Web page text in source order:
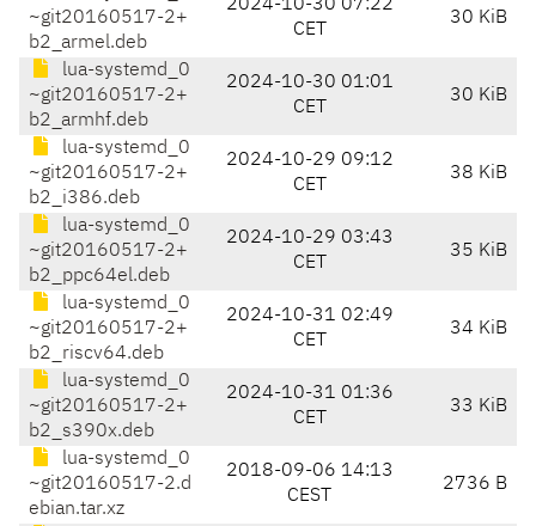
~git20160517-2+
b2_armel.deb
2024-10-30 07:22
CET
30 KiB
lua-systemd_0
~git20160517-2+
b2_armhf.deb
2024-10-30 01:01
CET
30 KiB
lua-systemd_0
~git20160517-2+
b2_i386.deb
2024-10-29 09:12
CET
38 KiB
lua-systemd_0
~git20160517-2+
b2_ppc64el.deb
2024-10-29 03:43
CET
35 KiB
lua-systemd_0
~git20160517-2+
b2_riscv64.deb
2024-10-31 02:49
CET
34 KiB
lua-systemd_0
~git20160517-2+
b2_s390x.deb
2024-10-31 01:36
CET
33 KiB
lua-systemd_0
~git20160517-2.d
ebian.tar.xz
2018-09-06 14:13
CEST
2736 B